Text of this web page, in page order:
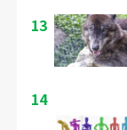
13
14